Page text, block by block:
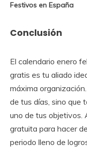
Festivos en España
Conclusión
El calendario enero
gratis es tu aliado
máxima
de tus días, sino que
uno de tus objetivos.
gratuita para hacer
periodo lleno de